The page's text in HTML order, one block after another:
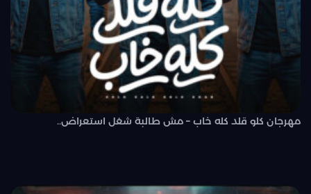
مهرجان كلو قلد كله خاب – مش طالبة شغل استعراض..